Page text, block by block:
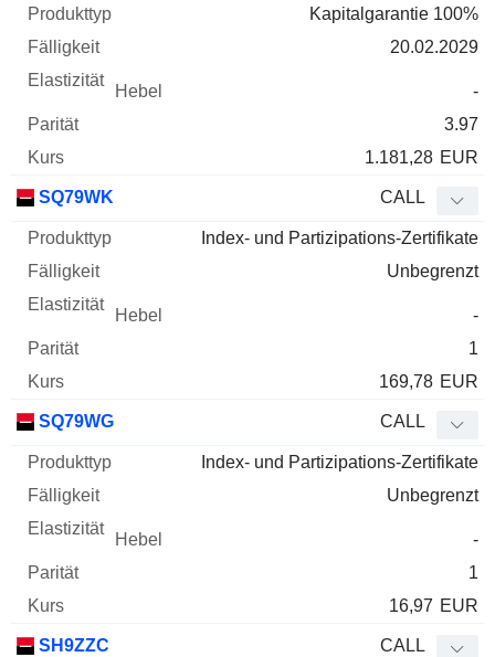
Kapitalgarantie 100%
20.02.2029
-
3.97
1.181,28 EUR
SQ79WK CALL
Index- und Partizipations-Zertifikate
Unbegrenzt
-
1
169,78 EUR
SQ79WG CALL
Index- und Partizipations-Zertifikate
Unbegrenzt
-
1
16,97 EUR
SH9ZZC CALL